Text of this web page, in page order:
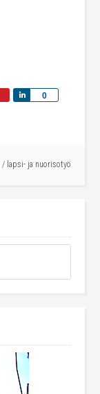
0
Share
/ lapsi- ja nuorisotyö